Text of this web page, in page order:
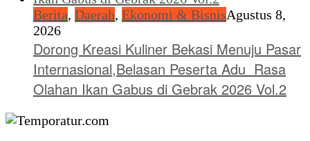
Berita, Daerah, Ekonomi & BisnisAgustus 8,
2026
Dorong Kreasi Kuliner Bekasi Menuju Pasar
Internasional,Belasan Peserta Adu Rasa
Olahan Ikan Gabus di Gebrak 2026 Vol.2